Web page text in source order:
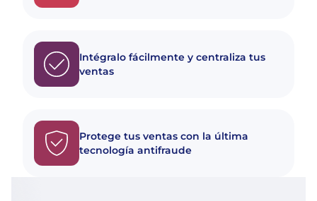
Intégralo fácilmente y centraliza tus
ventas
Protege tus ventas con la última
tecnología antifraude